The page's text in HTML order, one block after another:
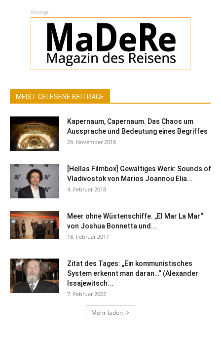
Anzeige
MEIST GELESENE BEITRÄGE
Kapernaum, Capernaum. Das Chaos um
Aussprache und Bedeutung eines Begriffes
29. November 2018
[Hellas Filmbox] Gewaltiges Werk: Sounds of
Vladivostok von Marios Joannou Elia...
4. Februar 2018
Meer ohne Wüstenschiffe. „El Mar La Mar“
von Joshua Bonnetta und...
18. Februar 2017
Zitat des Tages: „Ein kommunistisches
System erkennt man daran…“ (Alexander
Issajewitsch...
7. Februar 2022
Mehr laden